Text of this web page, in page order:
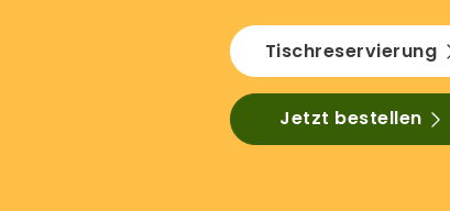
Tischreservierung
Jetzt bestellen